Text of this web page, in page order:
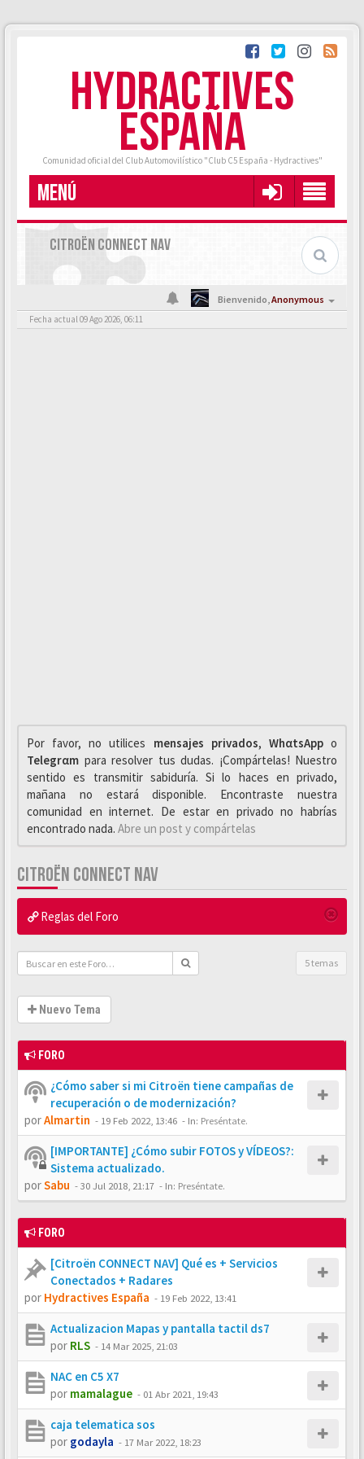
HYDRACTIVES
ESPAÑA
Comunidad oficial del Club Automovilístico "Club C5 España - Hydractives"
MENÚ
CITROËN CONNECT NAV
Bienvenido,Anonymous
Fecha actual 09 Ago 2026, 06:11
Por favor, no utilices mensajes privados, WhαtsAppo
Telegrαm para resolver tus dudas. ¡Compártelas! Nuestro
sentido es transmitir sabiduría. Si lo haces en privado,
mañana no estará disponible. Encontraste nuestra
comunidad en internet. De estar en privado no habrías
encontrado nada. Abre un post y compártelas
CITROËN CONNECT NAV
Reglas del Foro
5 temas
Nuevo Tema
FORO
¿Cómo saber si mi Citroën tiene campañas de
recuperación o de modernización?
porAlmartin - 19 Feb 2022, 13:46 - In: Preséntate.
[IMPORTANTE] ¿Cómo subir FOTOS y VÍDEOS?:
Sistema actualizado.
porSabu -30 Jul 2018, 21:17 - In: Preséntate.
FORO
[Citroën CONNECT NAV] Qué es + Servicios
Conectados + Radares
por Hydractives España - 19 Feb 2022, 13:41
Actualizacion Mapas y pantalla tactil ds7
por RLS - 14 Mar 2025, 21:03
NAC en C5 X7
por mamalague - 01 Abr 2021, 19:43
caja telematica sos
por godayla - 17 Mar 2022, 18:23